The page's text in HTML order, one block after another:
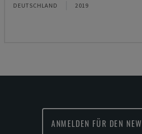
DEUTSCHLAND 2019
ANMELDEN FÜR DEN